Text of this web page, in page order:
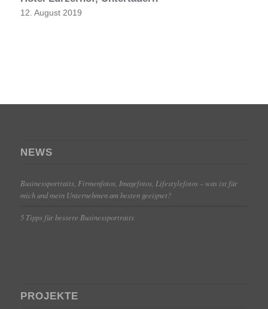
12. August 2019
NEWS
Businessportraits, Firmenfotos, Imagefotos, Lifestylefotos – was ist für
mich und mein Unternehmen am besten geeignet?
5 Tipps für bessere Businessportraits
PROJEKTE